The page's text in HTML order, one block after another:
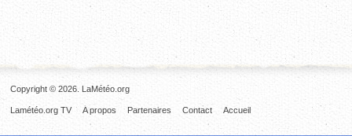
Copyright © 2026. LaMétéo.org
Accueil
Contact
Partenaires
A propos
Lamétéo.org TV